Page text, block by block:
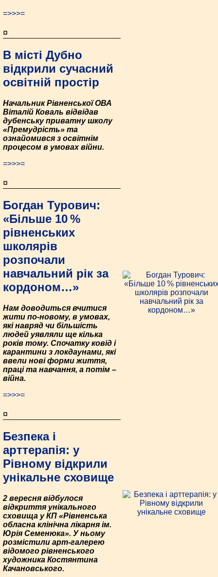
=>>>=
¤
В місті Дубно
відкрили сучасний
освітній простір
Начальник Рівненської ОВА
Віталій Коваль відвідав
дубенську приватну школу
«Премудрість» та
ознайомився з освітнім
процесом в умовах війни.
=>>>=
¤
Богдан Турович:
«Більше 10 %
рівненських
школярів
розпочали
навчальний рік за
кордоном…»
Нам доводиться вчитися
жити по-новому, в умовах,
які навряд чи більшість
людей уявляли ще кілька
років тому. Спочатку ковід і
карантини з локдаунами, які
ввели нові форми життя,
праці та навчання, а потім –
війна.
=>>>=
¤
Безпека і
арттерапія: у
Рівному відкрили
унікальне сховище
2 вересня відбулося
відкриття унікального
сховища у КП «Рівненська
обласна клінічна лікарня ім.
Юрія Семенюка». У ньому
розмістили арт-галерею
відомого рівненського
художника Костянтина
Качановського.